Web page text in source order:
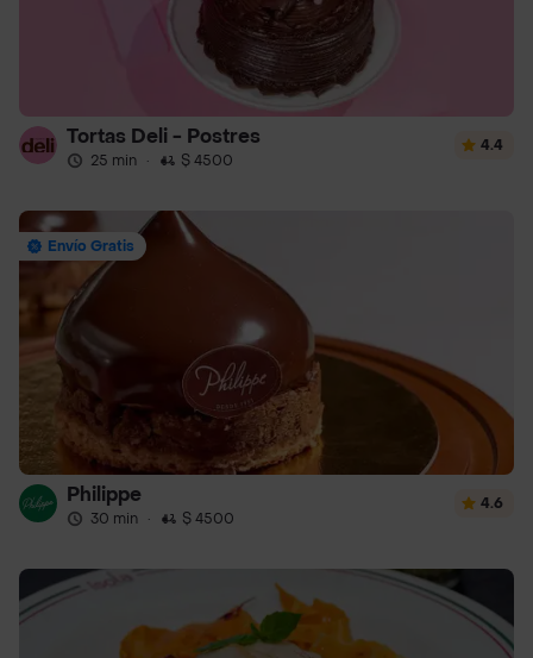
Tortas Deli - Postres
25 min · $ 4500
4.4
Envío Gratis
Philippe
30 min · $ 4500
4.6